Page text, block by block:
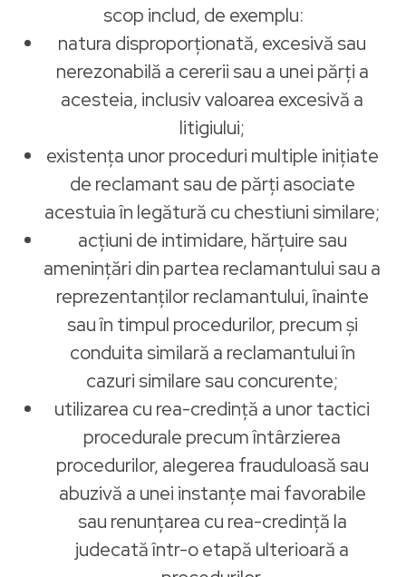
scop includ, de exemplu:
natura disproporționată, excesivă sau
nerezonabilă a cererii sau a unei părți a
acesteia, inclusiv valoarea excesivă a
litigiului;
existența unor proceduri multiple inițiate
de reclamant sau de părți asociate
acestuia în legătură cu chestiuni similare;
acțiuni de intimidare, hărțuire sau
amenințări din partea reclamantului sau a
reprezentanților reclamantului, înainte
sau în timpul procedurilor, precum și
conduita similară a reclamantului în
cazuri similare sau concurente;
utilizarea cu rea-credință a unor tactici
procedurale precum întârzierea
procedurilor, alegerea frauduloasă sau
abuzivă a unei instanțe mai favorabile
sau renunțarea cu rea-credință la
judecată într-o etapă ulterioară a